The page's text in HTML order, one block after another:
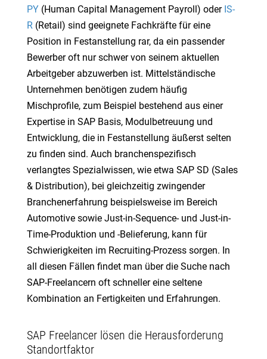
PY(Human Capital Management Payroll) oder IS-
R(Retail) sind geeignete Fachkräfte für eine
Position in Festanstellung rar, da ein passender
Bewerber oft nur schwer von seinem aktuellen
Arbeitgeber abzuwerben ist. Mittelständische
Unternehmen benötigen zudem häufig
Mischprofile, zum Beispiel bestehend aus einer
Expertise in SAP Basis, Modulbetreuung und
Entwicklung, die in Festanstellung äußerst selten
zu finden sind. Auch branchenspezifisch
verlangtes Spezialwissen, wie etwa SAP SD (Sales
& Distribution), bei gleichzeitig zwingender
Branchenerfahrung beispielsweise im Bereich
Automotive sowie Just-in-Sequence- und Just-in-
Time-Produktion und -Belieferung, kann für
Schwierigkeiten im Recruiting-Prozess sorgen. In
all diesen Fällen findet man über die Suche nach
SAP-Freelancern oft schneller eine seltene
Kombination an Fertigkeiten und Erfahrungen.
SAP Freelancer lösen die Herausforderung
Standortfaktor